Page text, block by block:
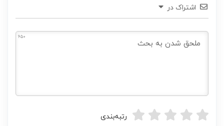
اشتراک در
650
رتبه‌بندی